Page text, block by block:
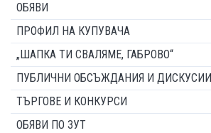
ОБЯВИ
ПРОФИЛ НА КУПУВАЧА
„ШАПКА ТИ СВАЛЯМЕ, ГАБРОВО“
ПУБЛИЧНИ ОБСЪЖДАНИЯ И ДИСКУСИИ
ТЪРГОВЕ И КОНКУРСИ
ОБЯВИ ПО ЗУТ